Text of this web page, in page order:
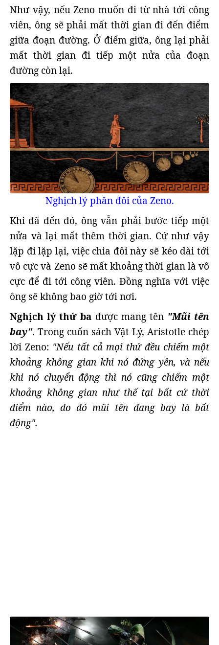
Như vậy, nếu Zeno muốn đi từ nhà tới công
viên, ông sẽ phải mất thời gian đi đến điểm
giữa đoạn đường. Ở điểm giữa, ông lại phải
mất thời gian đi tiếp một nửa của đoạn
đường còn lại.
Nghịch lý phân đôi của Zeno.
Khi đã đến đó, ông vẫn phải bước tiếp một
nửa và lại mất thêm thời gian. Cứ như vậy
lặp đi lặp lại, việc chia đôi này sẽ kéo dài tới
vô cực và Zeno sẽ mất khoảng thời gian là vô
cực để đi tới công viên. Đồng nghĩa với việc
ông sẽ không bao giờ tới nơi.
Nghịch lý thứ ba được mang tên "Mũi tên
bay". Trong cuốn sách Vật Lý, Aristotle chép
lời Zeno: "Nếu tất cả mọi thứ đều chiếm một
khoảng không gian khi nó đứng yên, và nếu
khi nó chuyển động thì nó cũng chiếm một
khoảng không gian như thế tại bất cứ thời
điểm nào, do đó mũi tên đang bay là bất
động".